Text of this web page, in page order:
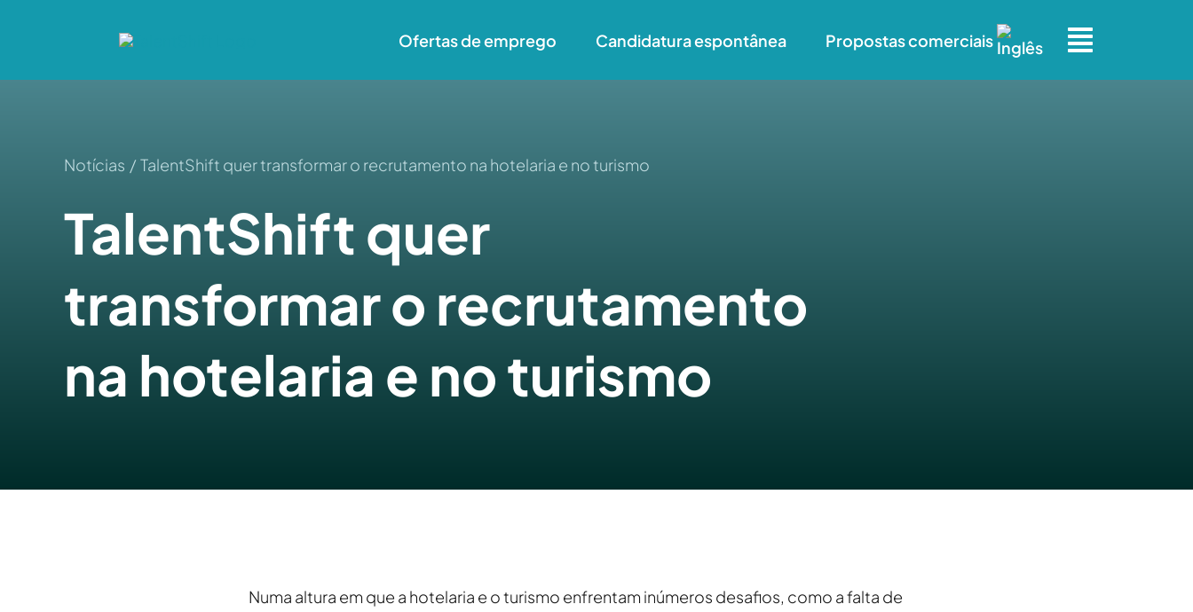
Ofertas de emprego Candidatura espontânea Propostas comerciais
Notícias TalentShift quer transformar o recrutamento na hotelaria e no turismo
TalentShift quer
transformar o recrutamento
na hotelaria e no turismo
Numa altura em que a hotelaria e o turismo enfrentam inúmeros desafios, como a falta de